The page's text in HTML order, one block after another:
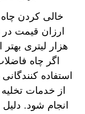
خالی کردن چاه
هزار لیتری بهتر است
اگر چاه